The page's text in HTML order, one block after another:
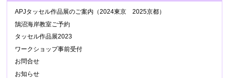
APJタッセル作品展のご案内（2024東京 2025京都）
鵠沼海岸教室ご予約
タッセル作品展2023
ワークショップ事前受付
お問合せ
お知らせ